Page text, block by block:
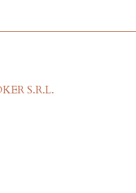
S.R.L.